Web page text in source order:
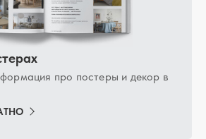
про постеры и декор в